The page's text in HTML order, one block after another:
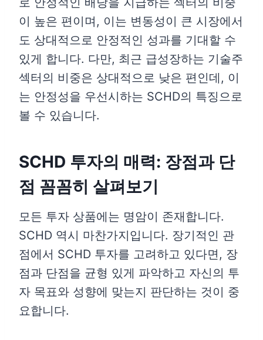
이 높은 편이며, 이는 변동성이 큰 시장에서
도 상대적으로 안정적인 성과를 기대할 수
있게 합니다. 다만, 최근 급성장하는 기술주
섹터의 비중은 상대적으로 낮은 편인데, 이
는 안정성을 우선시하는 SCHD의 특징으로
볼 수 있습니다.
SCHD 투자의 매력: 장점과 단
점 꼼꼼히 살펴보기
모든 투자 상품에는 명암이 존재합니다.
SCHD 역시 마찬가지입니다. 장기적인 관
점에서 SCHD 투자를 고려하고 있다면, 장
점과 단점을 균형 있게 파악하고 자신의 투
자 목표와 성향에 맞는지 판단하는 것이 중
요합니다.